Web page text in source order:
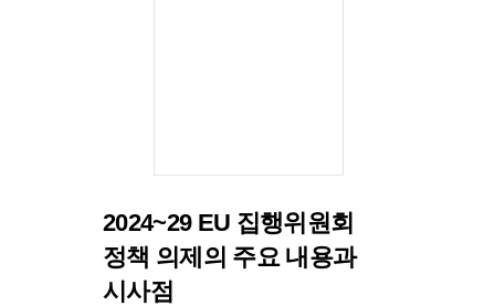
2024~29 EU 집행위원회
정책 의제의 주요 내용과
시사점